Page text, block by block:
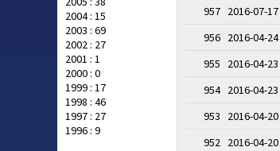
2004 : 15
2003 : 69
2002 : 27
2001 : 1
2000 : 0
1999 : 17
1998 : 46
1997 : 27
1996 : 9
957 2016-07-17
956 2016-04-24
955 2016-04-23
954 2016-04-23
953 2016-04-20
952 2016-04-20